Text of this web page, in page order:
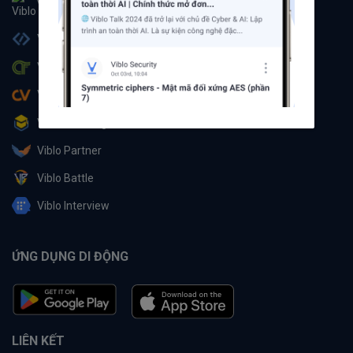
Viblo
Viblo Code
Viblo CTF
Viblo CV
Viblo Learning
Viblo Partner
Viblo Battle
Viblo Interview
ỨNG DỤNG DI ĐỘNG
LIÊN KẾT